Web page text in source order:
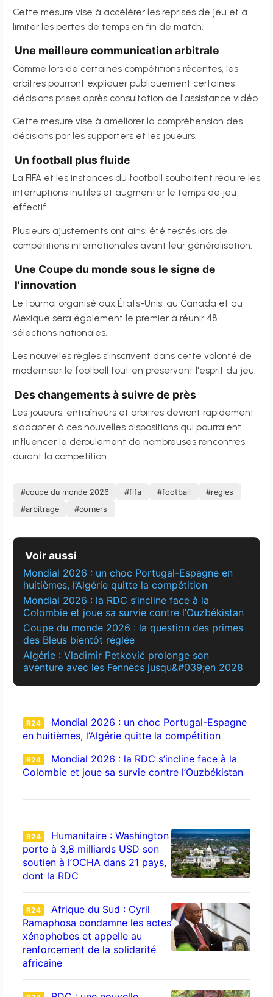
Cette mesure vise à accélérer les reprises de jeu et à
limiter les pertes de temps en fin de match.
Une meilleure communication arbitrale
Comme lors de certaines compétitions récentes, les
arbitres pourront expliquer publiquement certaines
décisions prises après consultation de l'assistance vidéo.
Cette mesure vise à améliorer la compréhension des
décisions par les supporters et les joueurs.
Un football plus fluide
La FIFA et les instances du football souhaitent réduire les
interruptions inutiles et augmenter le temps de jeu
effectif.
Plusieurs ajustements ont ainsi été testés lors de
compétitions internationales avant leur généralisation.
Une Coupe du monde sous le signe de
l'innovation
Le tournoi organisé aux États-Unis, au Canada et au
Mexique sera également le premier à réunir 48
sélections nationales.
Les nouvelles règles s'inscrivent dans cette volonté de
moderniser le football tout en préservant l'esprit du jeu.
Des changements à suivre de près
Les joueurs, entraîneurs et arbitres devront rapidement
s'adapter à ces nouvelles dispositions qui pourraient
influencer le déroulement de nombreuses rencontres
durant la compétition.
#coupe du monde 2026 #fifa #football
#regles
#arbitrage
#corners
Voir aussi
Mondial 2026 : un choc Portugal-Espagne en
huitièmes, l’Algérie quitte la compétition
Mondial 2026 : la RDC s’incline face à la
Colombie et joue sa survie contre l’Ouzbékistan
Coupe du monde 2026 : la question des primes
des Bleus bientôt réglée
Algérie : Vladimir Petković prolonge son
aventure avec les Fennecs jusqu&#039;en 2028
R24
Mondial 2026 : un choc Portugal-Espagne
en huitièmes, l’Algérie quitte la compétition
R24
Mondial 2026 : la RDC s’incline face à la
Colombie et joue sa survie contre l’Ouzbékistan
R24
Humanitaire : Washington
porte à 3,8 milliards USD son
soutien à l’OCHA dans 21 pays,
dont la RDC
R24
Afrique du Sud : Cyril
Ramaphosa condamne les actes
xénophobes et appelle au
renforcement de la solidarité
africaine